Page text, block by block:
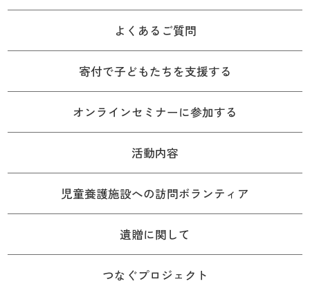
よくあるご質問
寄付で子どもたちを支援する
オンラインセミナーに参加する
活動内容
児童養護施設への訪問ボランティア
遺贈に関して
つなぐプロジェクト